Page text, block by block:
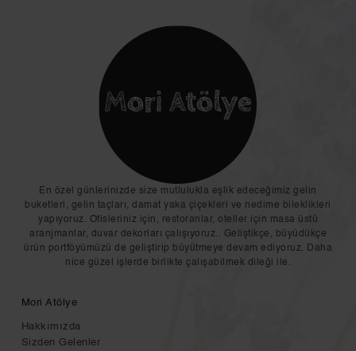
En özel günlerinizde size mutlulukla eşlik edeceğimiz gelin
buketleri, gelin taçları, damat yaka çiçekleri ve nedime bileklikleri
yapıyoruz. Ofisleriniz için, restoranlar, oteller için masa üstü
aranjmanlar, duvar dekorları çalışıyoruz.. Geliştikçe, büyüdükçe
ürün portföyümüzü de geliştirip büyütmeye devam ediyoruz. Daha
nice güzel işlerde birlikte çalışabilmek dileği ile.
Mori Atölye
Hakkımızda
Sizden Gelenler